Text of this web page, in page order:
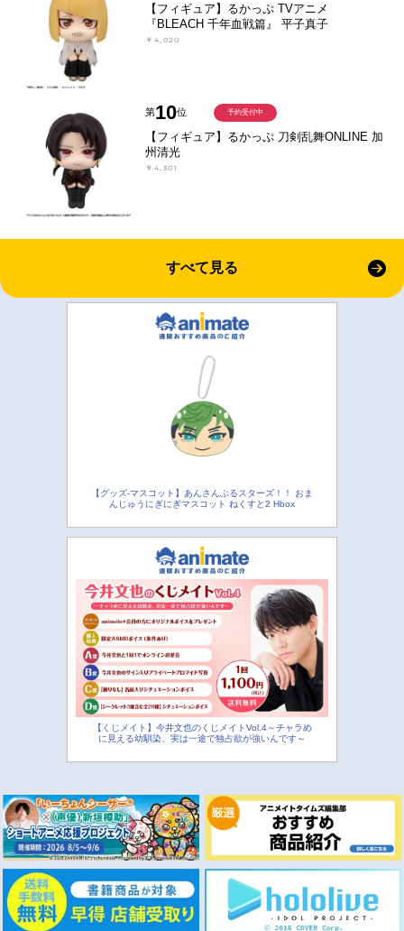
【フィギュア】るかっぷ TVアニメ
『BLEACH 千年血戦篇』 平子真子
￥4,020
第10位
【フィギュア】るかっぷ 刀剣乱舞ONLINE 加
州清光
￥4,301
予約受付中
すべて見る
【グッズ-マスコット】あんさんぶるスターズ！！ おま
んじゅうにぎにぎマスコット ねくすと2 Hbox
【くじメイト】今井文也のくじメイトVol.4～チャラめ
に見える幼馴染、実は一途で独占欲が強いんです～